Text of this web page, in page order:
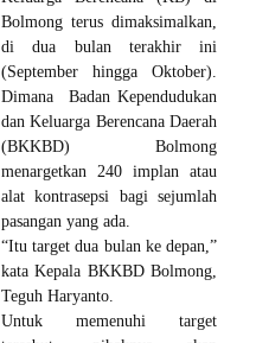
Bolmong terus dimaksimalkan,
di dua bulan terakhir ini
(September hingga Oktober).
Dimana Badan Kependudukan
dan Keluarga Berencana Daerah
(BKKBD) Bolmong
menargetkan 240 implan atau
alat kontrasepsi bagi sejumlah
pasangan yang ada.
“Itu target dua bulan ke depan,”
kata Kepala BKKBD Bolmong,
Teguh Haryanto.
Untuk memenuhi target